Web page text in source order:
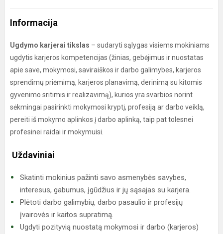
Informacija
Ugdymo karjerai tikslas – sudaryti sąlygas visiems mokiniams
ugdytis karjeros kompetencijas (žinias, gebėjimus ir nuostatas
apie save, mokymosi, saviraiškos ir darbo galimybes, karjeros
sprendimų priėmimą, karjeros planavimą, derinimą su kitomis
gyvenimo sritimis ir realizavimą), kurios yra svarbios norint
sėkmingai pasirinkti mokymosi kryptį, profesiją ar darbo veiklą,
pereiti iš mokymo aplinkos į darbo aplinką, taip pat tolesnei
profesinei raidai ir mokymuisi.
Uždaviniai
Skatinti mokinius pažinti savo asmenybės savybes,
interesus, gabumus, įgūdžius ir jų sąsajas su karjera.
Plėtoti darbo galimybių, darbo pasaulio ir profesijų
įvairovės ir kaitos supratimą.
Ugdyti pozityvią nuostatą mokymosi ir darbo (karjeros)